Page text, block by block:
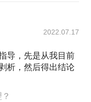
2022.07.17
导，先是从我目前
析，然后得出结论